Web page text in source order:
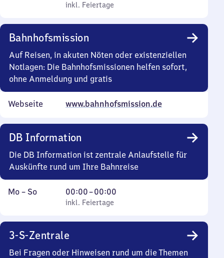
inkl. Feiertage
0
0
Uhr
inkl. Feiertage
Bahnhofsmission
Auf Reisen, in akuten Nöten oder existenziellen
Notlagen: Die Bahnhofsmissionen helfen sofort,
ohne Anmeldung und gratis
Webseite www.bahnhofsmission.de
DB Information
Die DB Information ist zentrale Anlaufstelle für
Auskünfte rund um Ihre Bahnreise
Montag
Mo – So,
inkl. Feiertage
00:00–00:00
Von
0
0
Uhr
inkl. Feiertage
3-S-Zentrale
Bei Fragen oder Hinweisen rund um die Themen